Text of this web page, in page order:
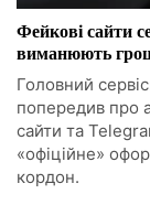
Фейкові сайти
виманюють
Головний
попередив про
сайти та
«офіційне»
кордон.